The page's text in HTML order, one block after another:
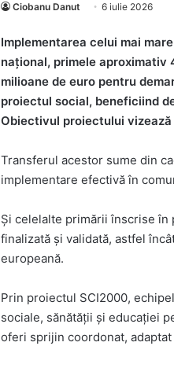
Ciobanu Danut 6 iulie 2026
Implementarea celui mai
național, primele aproximativ
milioane de euro pentru
proiectul social, beneficiind
Obiectivul proiectului
Transferul acestor sume din
implementare efectivă în
Și celelalte primării înscrise în
finalizată și validată, astfel
europeană.
Prin proiectul SCI2000,
sociale, sănătății și educației
oferi sprijin coordonat,